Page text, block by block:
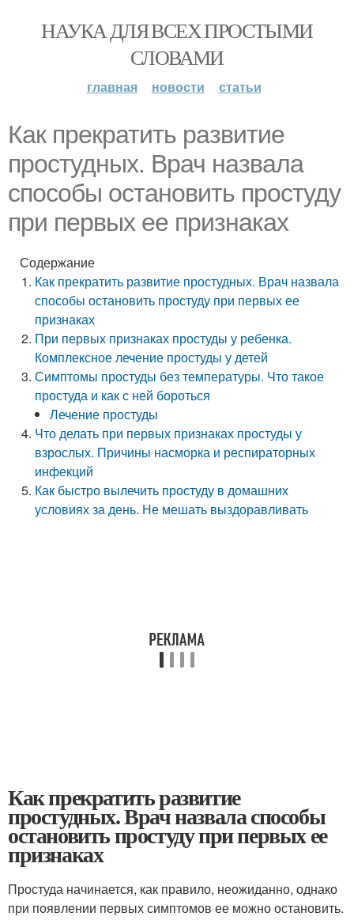
НАУКА ДЛЯ ВСЕХ ПРОСТЫМИ
СЛОВАМИ
главная новости статьи
Как прекратить развитие
простудных. Врач назвала
способы остановить простуду
при первых ее признаках
Содержание
Как прекратить развитие простудных. Врач назвала
способы остановить простуду при первых ее
признаках
При первых признаках простуды у ребенка.
Комплексное лечение простуды у детей
Симптомы простуды без температуры. Что такое
простуда и как с ней бороться
Лечение простуды
Что делать при первых признаках простуды у
взрослых. Причины насморка и респираторных
инфекций
Как быстро вылечить простуду в домашних
условиях за день. Не мешать выздоравливать
Как прекратить развитие
простудных. Врач назвала способы
остановить простуду при первых ее
признаках
Простуда начинается, как правило, неожиданно, однако
при появлении первых симптомов ее можно остановить.